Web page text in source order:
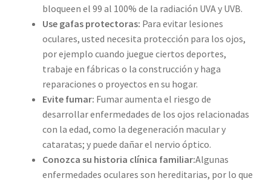
bloqueen el 99 al 100% de la radiación UVA y UVB.
Use gafas protectoras: Para evitar lesiones
oculares, usted necesita protección para los ojos,
por ejemplo cuando juegue ciertos deportes,
trabaje en fábricas o la construcción y haga
reparaciones o proyectos en su hogar.
Evite fumar: Fumar aumenta el riesgo de
desarrollar enfermedades de los ojos relacionadas
con la edad, como la degeneración macular y
cataratas; y puede dañar el nervio óptico.
Conozca su historia clínica familiar:Algunas
enfermedades oculares son hereditarias, por lo que